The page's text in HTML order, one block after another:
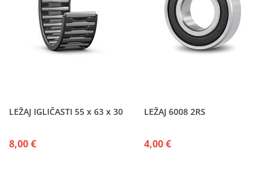
LEŽAJ IGLIČASTI 55 x 63 x 30
8,00 €
LEŽAJ 6008 2RS
4,00 €